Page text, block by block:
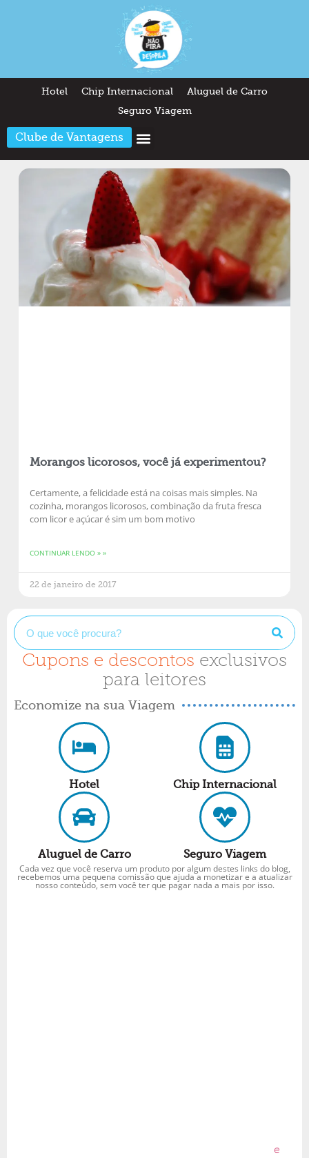
Hotel Chip Internacional
Aluguel de Carro
Seguro Viagem
Clube de Vantagens
Morangos licorosos, você já experimentou?
Certamente, a felicidade está na coisas mais simples. Na
cozinha, morangos licorosos, combinação da fruta fresca
com licor e açúcar é sim um bom motivo
CONTINUAR LENDO » »
22 de janeiro de 2017
Cupons e descontos exclusivos
para leitores
Economize na sua Viagem
Hotel Chip Internacional
Aluguel de Carro Seguro Viagem
Cada vez que você reserva um produto por algum destes links do blog,
recebemos uma pequena comissão que ajuda a monetizar e a atualizar
nosso conteúdo, sem você ter que pagar nada a mais por isso.
e